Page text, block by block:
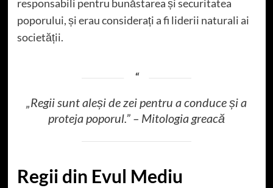
responsabili pentru bunăstarea și securitatea
poporului, și erau considerați a fi liderii naturali ai
societății.
„Regii sunt aleși de zei pentru a conduce și a
proteja poporul.” – Mitologia greacă
Regii din Evul Mediu